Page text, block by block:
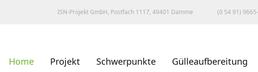
ISN-Projekt GmbH, Postfach 1117, 49401 Damme (0 54 91)
Home Projekt Schwerpunkte Gülleaufbereitung